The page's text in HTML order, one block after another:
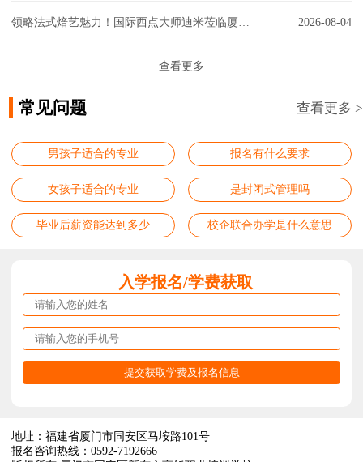
2026-08-04
查看更多
常见问题 查看更多 >
男孩子适合的专业 报名有什么要求
女孩子适合的专业 是封闭式管理吗
毕业后薪资能达到多少 校企联合办学是什么意思
入学报名/学费获取
地址：福建省厦门市同安区马垵路101号
报名咨询热线：0592-7192666